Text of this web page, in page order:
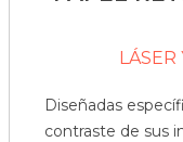
Diseñadas
contraste de sus